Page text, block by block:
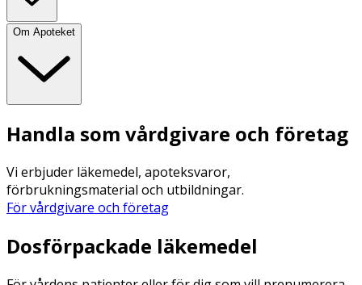
Om Apoteket
Handla som vårdgivare och företag
Vi erbjuder läkemedel, apoteksvaror,
förbrukningsmaterial och utbildningar.
För vårdgivare och företag
Dosförpackade läkemedel